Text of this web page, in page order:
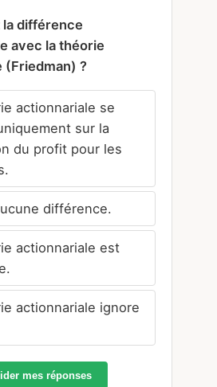
la différence
avec la théorie
(Friedman) ?
actionnariale se
sur la
du profit pour les
différence.
actionnariale est
actionnariale ignore
mes réponses